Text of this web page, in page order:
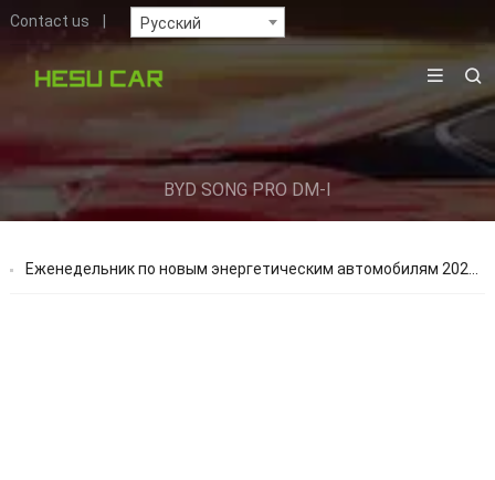
Contact us Русский
BYD SONG PRO DM-I
Еженедельник по новым энергетическим автомобилям 2023-8-5 Еженедельник по новым энергетическим автомобилям 2023-9-1